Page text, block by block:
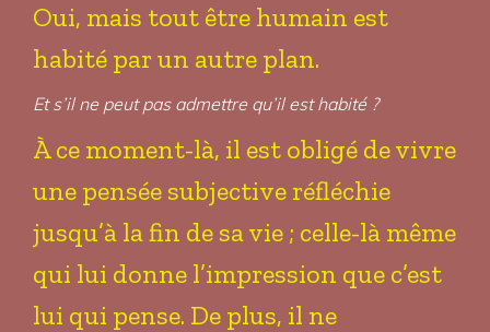
Oui, mais tout être humain est
habité par un autre plan.
Et s’il ne peut pas admettre qu’il est habité ?
À ce moment-là, il est obligé de vivre
une pensée subjective réfléchie
jusqu’à la fin de sa vie ; celle-là même
qui lui donne l’impression que c’est
lui qui pense. De plus, il ne